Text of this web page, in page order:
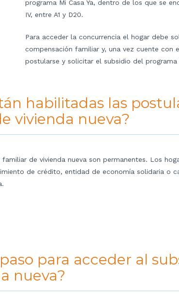
programa Mi Casa Ya, dentro de los que se
IV, entre A1 y D20.
Para acceder la concurrencia el hogar debe
compensación familiar y, una vez cuente con
postularse y solicitar el subsidio del
habilitadas las
vivienda nueva?
de vivienda nueva son permanentes. Los
de crédito, entidad de economía solidaria o
para acceder al
nueva?